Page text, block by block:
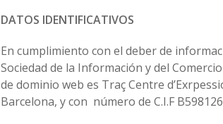
DATOS IDENTIFICATIVOS
En cumplimiento con el deber de
Sociedad de la Información y del
de dominio web es Traç Centre
Barcelona, y con número de C.I.F